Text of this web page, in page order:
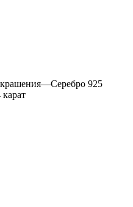
—Серебро 925